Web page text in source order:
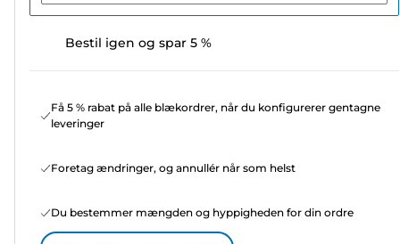
Bestil igen og spar 5 %
Få 5 % rabat på alle blækordrer, når du konfigurerer gentagne
leveringer
Foretag ændringer, og annullér når som helst
Du bestemmer mængden og hyppigheden for din ordre